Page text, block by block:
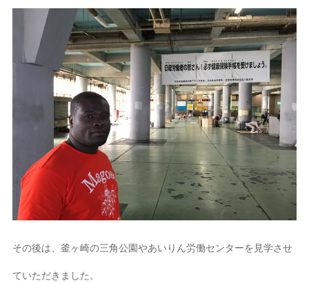
その後は、釜ヶ崎の三角公園やあいりん労働センターを見学させ
ていただきました。